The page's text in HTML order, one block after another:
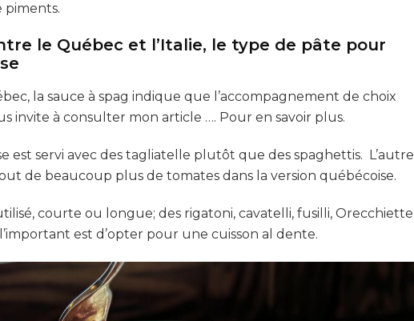
piments.
le Québec et l’Italie, le type de pâte pour
la sauce à spag indique que l’accompagnement de choix
invite à consulter mon article …. Pour en savoir plus.
est servi avec des tagliatelle plutôt que des spaghettis. L’autre
de beaucoup plus de tomates dans la version québécoise.
courte ou longue; des rigatoni, cavatelli, fusilli, Orecchiette
est d’opter pour une cuisson al dente.